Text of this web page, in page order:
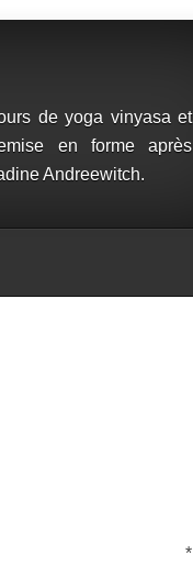
de yoga vinyasa et
en forme après
Andreewitch.
*